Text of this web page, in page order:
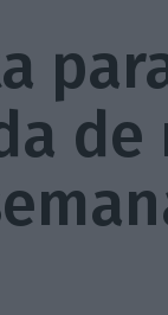
de